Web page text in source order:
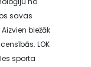
savas
biežāk
LOK
sporta